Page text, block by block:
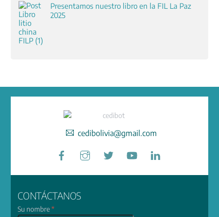
Presentamos nuestro libro en la FIL La Paz
2025
cedibolivia@gmail.com
Facebook
CONTÁCTANOS
Su nombre*